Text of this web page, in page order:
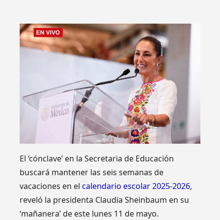
El ‘cónclave’ en la Secretaria de Educación
buscará mantener las seis semanas de
vacaciones en elcalendario escolar 2025-2026,
reveló la presidenta Claudia Sheinbaum en su
‘mañanera’ de este lunes 11 de mayo.